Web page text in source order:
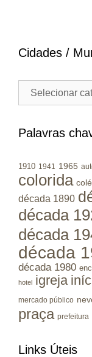
Cidades /
Cidades
Municípios
Palavras
1910 1941 1965
colorida
década 1890
década
década
década
década 1980
hotel igreja
mercado público
praça prefeitura
Links Úteis